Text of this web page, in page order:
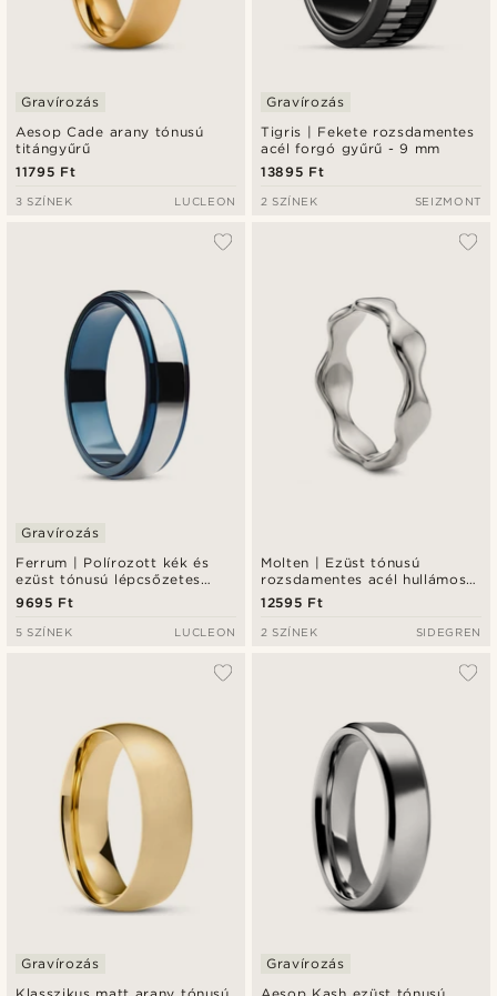
Aesop Cade arany tónusú
titángyűrű
Gravírozás
11795 Ft
3 SZÍNEK LUCLEON
Tigris | Fekete rozsdamentes
acél forgó gyűrű - 9 mm
Gravírozás
13895 Ft
2 SZÍNEK SEIZMONT
Ferrum | Polírozott kék és
ezüst tónusú lépcsőzetes
rozsdamentes acélgyűrű - 6
mm
Gravírozás
9695 Ft
5 SZÍNEK LUCLEON
Molten | Ezüst tónusú
rozsdamentes acél hullámos
gyűrű 6 mm
12595 Ft
2 SZÍNEK SIDEGREN
Gravírozás Gravírozás